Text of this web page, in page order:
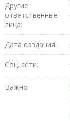
Другие
ответственные
лица:
Дата создания:
Соц. сети:
Важно